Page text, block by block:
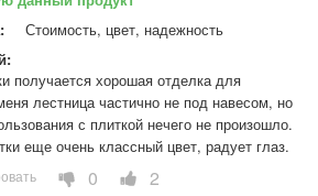
Стоимость, цвет, надежность
получается хорошая отделка для
лестница частично не под навесом, но
с плиткой нечего не произошло.
еще очень классный цвет, радует глаз.
0 2